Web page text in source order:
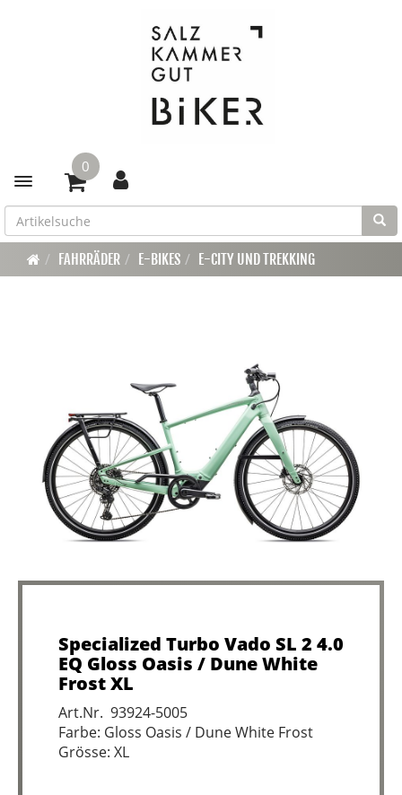
Toggle navigation
0
FAHRRÄDER E-BIKES E-CITY UND TREKKING
Specialized Turbo Vado SL 2 4.0
EQ Gloss Oasis / Dune White
Frost XL
Art.Nr. 93924-5005
Farbe: Gloss Oasis / Dune White Frost
Grösse: XL